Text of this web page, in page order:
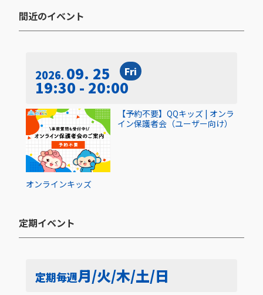
間近のイベント​
2026 09. 25 Fri
19:30 - 20:00
オンラインキッズ
【予約不要】QQキッズ | オンラ
イン保護者会（ユーザー向け）
定期イベント​
定期毎週月/火/木/土/日